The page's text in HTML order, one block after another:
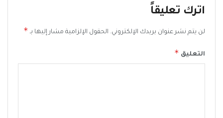
اترك تعليقاً
لن يتم نشر عنوان بريدك الإلكتروني. الحقول الإلزامية مشار إليها بـ *
التعليق *